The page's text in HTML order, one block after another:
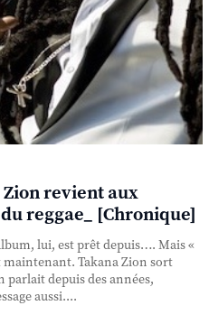
Zion revient aux
reggae_ [Chronique]
lui, est prêt depuis…. Mais «
maintenant. Takana Zion sort
parlait depuis des années,
aussi....